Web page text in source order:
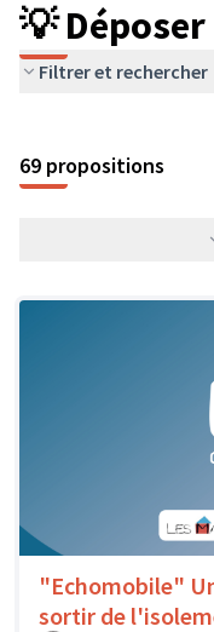
💡
Filtrer et rechercher
69 propositions
"Echomobile"
sortir de